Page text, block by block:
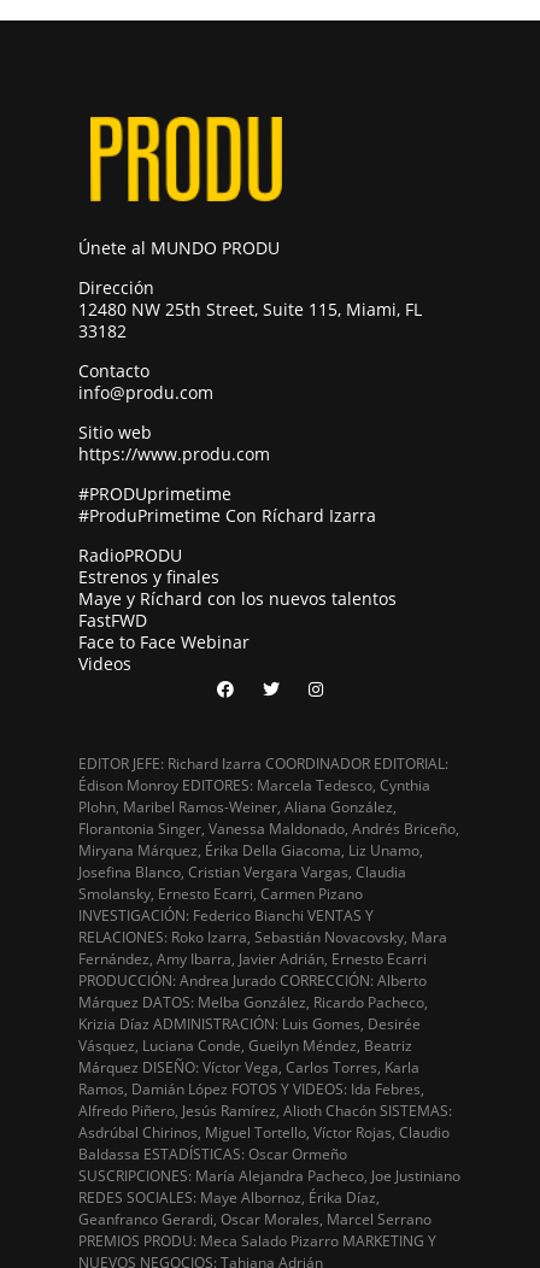
Únete al MUNDO PRODU
Dirección
12480 NW 25th Street, Suite 115, Miami, FL
33182
Contacto
info@produ.com
Sitio web
https://www.produ.com
#PRODUprimetime
#ProduPrimetime Con Ríchard Izarra
RadioPRODU
Estrenos y finales
Maye y Ríchard con los nuevos talentos
FastFWD
Face to Face Webinar
Videos
EDITOR JEFE: Richard Izarra COORDINADOR EDITORIAL:
Édison Monroy EDITORES: Marcela Tedesco, Cynthia
Plohn, Maribel Ramos-Weiner, Aliana González,
Florantonia Singer, Vanessa Maldonado, Andrés Briceño,
Miryana Márquez, Érika Della Giacoma, Liz Unamo,
Josefina Blanco, Cristian Vergara Vargas, Claudia
Smolansky, Ernesto Ecarri, Carmen Pizano
INVESTIGACIÓN: Federico Bianchi VENTAS Y
RELACIONES: Roko Izarra, Sebastián Novacovsky, Mara
Fernández, Amy Ibarra, Javier Adrián, Ernesto Ecarri
PRODUCCIÓN: Andrea Jurado CORRECCIÓN: Alberto
Márquez DATOS: Melba González, Ricardo Pacheco,
Krizia Díaz ADMINISTRACIÓN: Luis Gomes, Desirée
Vásquez, Luciana Conde, Gueilyn Méndez, Beatriz
Márquez DISEÑO: Víctor Vega, Carlos Torres, Karla
Ramos, Damián López FOTOS Y VIDEOS: Ida Febres,
Alfredo Piñero, Jesús Ramírez, Alioth Chacón SISTEMAS:
Asdrúbal Chirinos, Miguel Tortello, Víctor Rojas, Claudio
Baldassa ESTADÍSTICAS: Oscar Ormeño
SUSCRIPCIONES: María Alejandra Pacheco, Joe Justiniano
REDES SOCIALES: Maye Albornoz, Érika Díaz,
Geanfranco Gerardi, Oscar Morales, Marcel Serrano
PREMIOS PRODU: Meca Salado Pizarro MARKETING Y
NUEVOS NEGOCIOS: Tahiana Adrián